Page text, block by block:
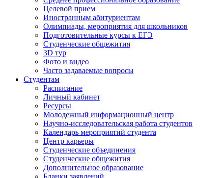
Целевой прием
Иностранным абитуриентам
Олимпиады, мероприятия для школьников
Подготовительные курсы к ЕГЭ
Студенческие общежития
3D тур
Фото и видео
Часто задаваемые вопросы
Студентам
Расписание
Личный кабинет
Ресурсы
Молодежный информационный центр
Научно-исследовательская работа студентов
Календарь мероприятий студента
Центр карьеры
Студенческие объединения
Студенческие общежития
Дополнительное образование
Бланки заявлений